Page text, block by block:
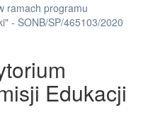
ramach programu
- SONB/SP/465103/2020
Edukacji